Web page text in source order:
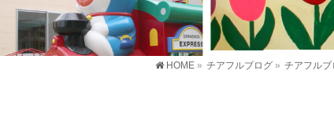
HOME » チアフルブログ » チアフルブ